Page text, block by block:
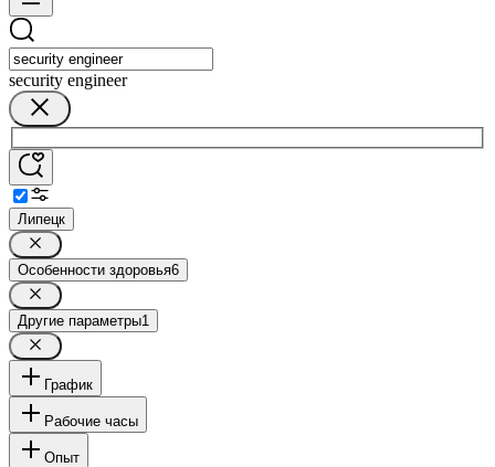
security engineer
Липецк
Особенности здоровья6
Другие параметры1
График
Рабочие часы
Опыт